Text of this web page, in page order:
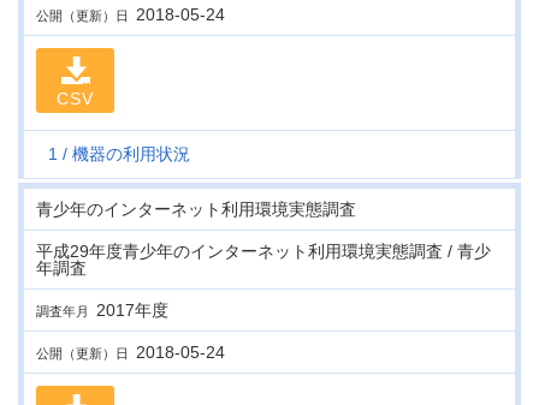
公開（更新）日 2018-05-24
CSV
1 機器の利用状況
青少年のインターネット利用環境実態調査
平成29年度青少年のインターネット利用環境実態調査 / 青少
年調査
調査年月 2017年度
公開（更新）日 2018-05-24